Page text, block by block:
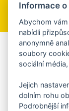
Chcete
ankety,
Informace
Abychom
nabídli
anonymně
soubory
sociální
Jejich
dolním rohu
Podrobnější